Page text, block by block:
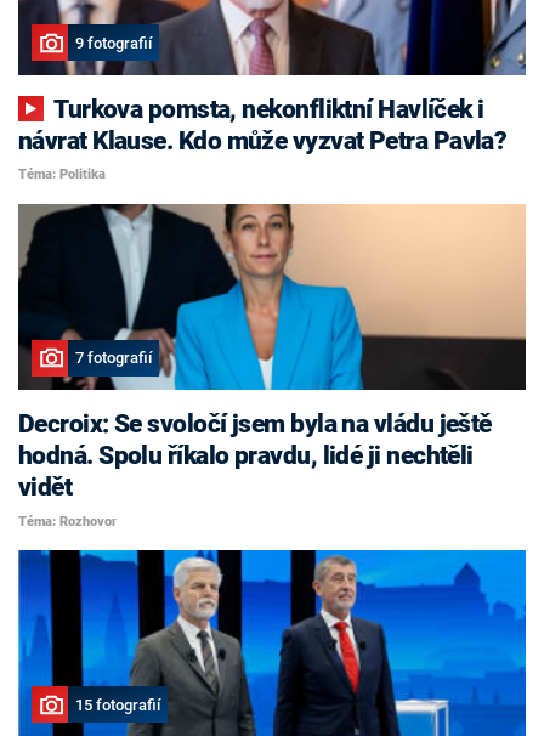
9 fotografií
Turkova pomsta, nekonfliktní Havlíček i
návrat Klause. Kdo může vyzvat Petra Pavla?
Téma: Politika
7 fotografií
Decroix: Se svoločí jsem byla na vládu ještě
hodná. Spolu říkalo pravdu, lidé ji nechtěli
vidět
Téma: Rozhovor
15 fotografií